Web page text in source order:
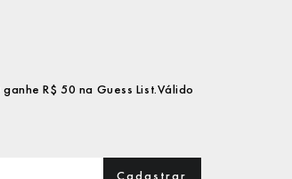
R$ 50 na Guess List.Válido
Cadastrar